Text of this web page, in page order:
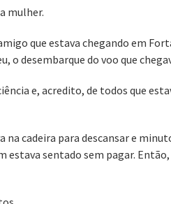
mulher.
que estava chegando em
o desembarque do voo que
e, acredito, de todos que
na cadeira para descansar e
estava sentado sem pagar.